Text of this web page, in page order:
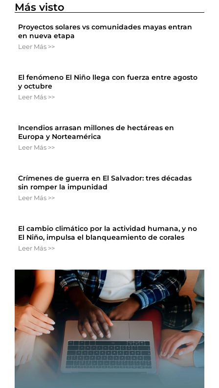
Más visto
Proyectos solares vs comunidades mayas entran
en nueva etapa
Leer Más >>
El fenómeno El Niño llega con fuerza entre agosto
y octubre
Leer Más >>
Incendios arrasan millones de hectáreas en
Europa y Norteamérica
Leer Más >>
Crímenes de guerra en El Salvador: tres décadas
sin romper la impunidad
Leer Más >>
El cambio climático por la actividad humana, y no
El Niño, impulsa el blanqueamiento de corales
Leer Más >>